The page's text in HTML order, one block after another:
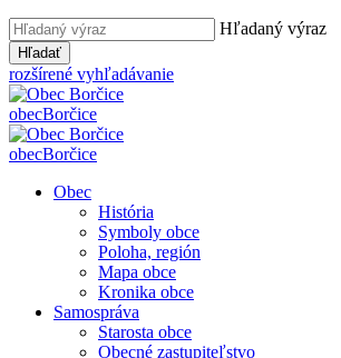
Hľadaný výraz
Hľadať
rozšírené vyhľadávanie
obecBorčice
obecBorčice
Obec
História
Symboly obce
Poloha, región
Mapa obce
Kronika obce
Samospráva
Starosta obce
Obecné zastupiteľstvo